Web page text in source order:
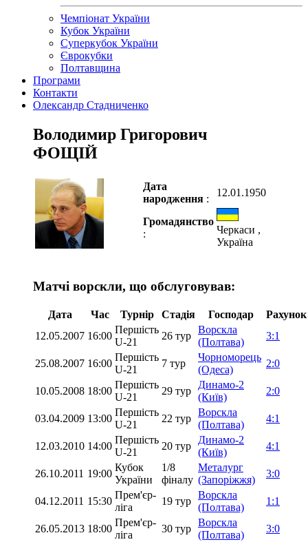
Чемпіонат України
Кубок України
Суперкубок України
Єврокубки
Полтавщина
Програми
Контакти
Олександр Стадниченко
Володимир Григорович
ФОЩІЙ
Дата
народження :
12.01.1950
Громадянство
:
Черкаси ,
Україна
Матчі ворскли, що обслуговував:
Дата Час Турнір Стадія Господар
Рахунок
12.05.2007 16:00
Першість
U-21
26 тур
Ворскла
(Полтава)
3:1
25.08.2007 16:00
Першість
U-21
7 тур
Чорноморець
(Одеса)
2:0
10.05.2008 18:00
Першість
U-21
29 тур
Динамо-2
(Київ)
2:0
03.04.2009 13:00
Першість
U-21
22 тур
Ворскла
(Полтава)
4:1
12.03.2010 14:00
Першість
U-21
20 тур
Динамо-2
(Київ)
4:1
26.10.2011 19:00
Кубок
України
1/8
фіналу
Металург
(Запоріжжя)
3:0
04.12.2011 15:30
Прем'єр-
ліга
19 тур
Ворскла
(Полтава)
1:1
26.05.2013 18:00
Прем'єр-
ліга
30 тур
Ворскла
(Полтава)
3:0